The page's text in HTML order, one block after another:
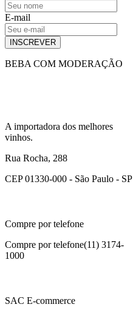
E-mail
INSCREVER
BEBA COM MODERAÇÃO
A importadora dos melhores
vinhos.
Rua Rocha, 288
CEP 01330-000 - São Paulo - SP
Compre por telefone
Compre por telefone(11) 3174-
1000
SAC E-commerce